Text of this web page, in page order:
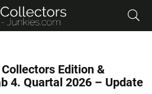
Edition &
4. Quartal 2026 – Update